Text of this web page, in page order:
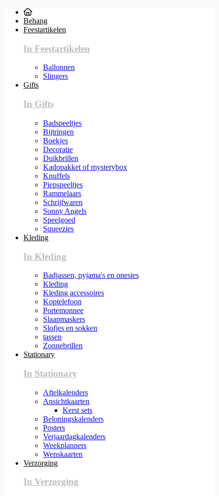
Behang
Feestartikelen
In Feestartikelen
Ballonnen
Slingers
Gifts
In Gifts
Badspeeltjes
Bijtringen
Boekjes
Decoratie
Duikbrillen
Kadopakket of mysterybox
Knuffels
Piepspeeltjes
Rammelaars
Schrijfwaren
Sonny Angels
Speelgoed
Squeezies
Kleding
In Kleding
Badjassen, pyjama's en onesies
Kleding
Kleding accessoires
Koptelefoon
Portemonnee
Slaapmaskers
Slofjes en sokken
tassen
Zonnebrillen
Stationary
In Stationary
Aftelkalenders
Ansichtkaarten
Kerst sets
Beloningskalenders
Posters
Verjaardagkalenders
Weekplanners
Wenskaarten
Verzorging
In Verzorging